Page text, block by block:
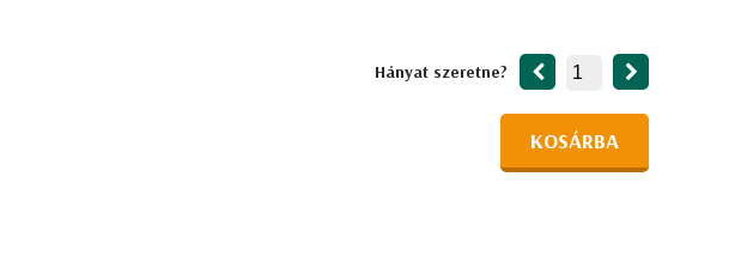
Hányat szeretne?
KOSÁRBA